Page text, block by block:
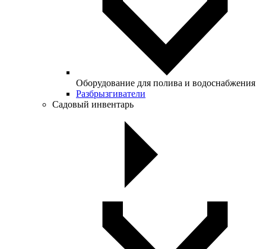
Оборудование для полива и водоснабжения
Разбрызгиватели
Садовый инвентарь